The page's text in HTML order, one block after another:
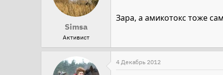
Simsa
Активист
Зара, а амикотокс тоже
4 Декабрь 2012